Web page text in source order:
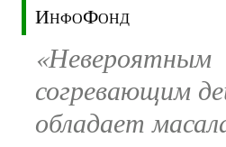
ИнфоФонд
«Невероятным
согревающим
обладает